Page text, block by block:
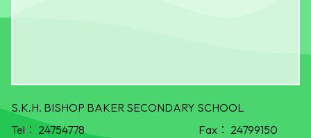
S.K.H. BISHOP BAKER SECONDARY SCHOOL
Tel： 24754778 Fax： 24799150